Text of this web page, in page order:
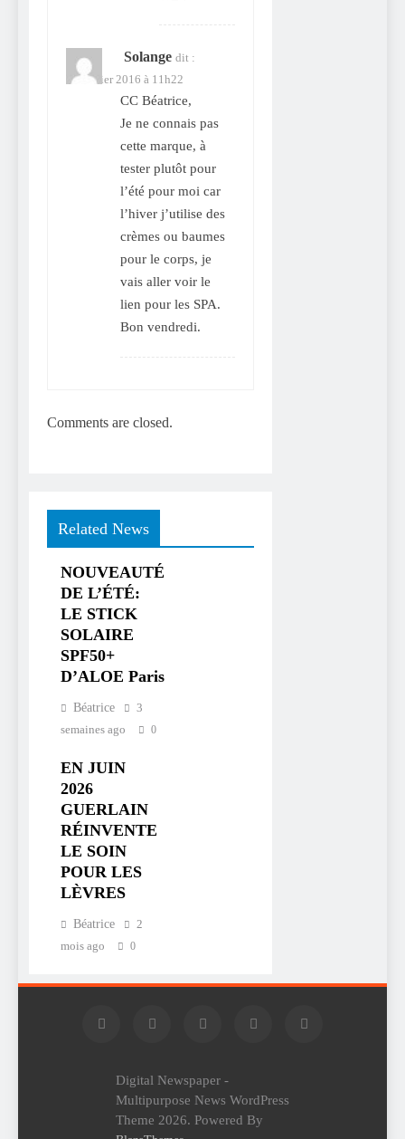
Solange dit :
12 février 2016 à 11h22
CC Béatrice,
Je ne connais pas
cette marque, à
tester plutôt pour
l’été pour moi car
l’hiver j’utilise des
crèmes ou baumes
pour le corps, je
vais aller voir le
lien pour les SPA.
Bon vendredi.
Comments are closed.
Related News
NOUVEAUTÉ
DE L’ÉTÉ:
LE STICK
SOLAIRE
SPF50+
D’ALOE Paris
Béatrice
3
semaines ago
0
EN JUIN
2026
GUERLAIN
RÉINVENTE
LE SOIN
POUR LES
LÈVRES
Béatrice
2
mois ago
0
Digital Newspaper -
Multipurpose News WordPress
Theme 2026. Powered By